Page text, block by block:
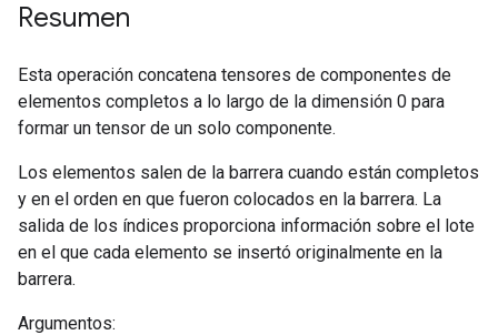
Resumen
Esta operación concatena tensores de componentes de
elementos completos a lo largo de la dimensión 0 para
formar un tensor de un solo componente.
Los elementos salen de la barrera cuando están completos
y en el orden en que fueron colocados en la barrera. La
salida de los índices proporciona información sobre el lote
en el que cada elemento se insertó originalmente en la
barrera.
Argumentos: